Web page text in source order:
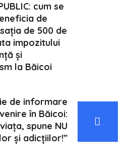
cum se
de
de 500 de
impozitului
și
la Băicoi
de informare
în Băicoi:
spune NU
și adicțiilor!”